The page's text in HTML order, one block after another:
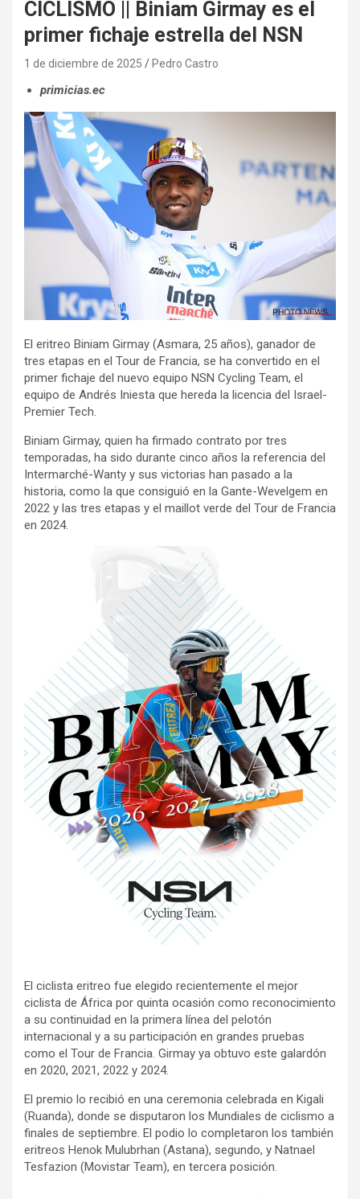
CICLISMO || Biniam Girmay es el
primer fichaje estrella del NSN
1 de diciembre de 2025 Pedro Castro
primicias.ec
El eritreo Biniam Girmay (Asmara, 25 años), ganador de
tres etapas en el Tour de Francia, se ha convertido en el
primer fichaje del nuevo equipo NSN Cycling Team, el
equipo de Andrés Iniesta que hereda la licencia del Israel-
Premier Tech.
Biniam Girmay, quien ha firmado contrato por tres
temporadas, ha sido durante cinco años la referencia del
Intermarché-Wanty y sus victorias han pasado a la
historia, como la que consiguió en la Gante-Wevelgem en
2022 y las tres etapas y el maillot verde del Tour de Francia
en 2024.
El ciclista eritreo fue elegido recientemente el mejor
ciclista de África por quinta ocasión como reconocimiento
a su continuidad en la primera línea del pelotón
internacional y a su participación en grandes pruebas
como el Tour de Francia. Girmay ya obtuvo este galardón
en 2020, 2021, 2022 y 2024.
El premio lo recibió en una ceremonia celebrada en Kigali
(Ruanda), donde se disputaron los Mundiales de ciclismo a
finales de septiembre. El podio lo completaron los también
eritreos Henok Mulubrhan (Astana), segundo, y Natnael
Tesfazion (Movistar Team), en tercera posición.